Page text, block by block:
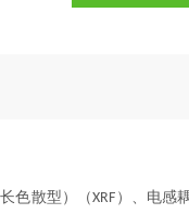
色散型）（XRF ）、电感